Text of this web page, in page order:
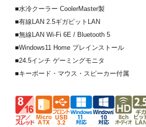
■水冷クーラー CoolerMaster製
■有線LAN 2.5ギガビットLAN
■無線LAN Wi-Fi 6E / Bluetooth 5
■Windows11 Home プレインストール
■24.5インチ ゲーミングモニタ
■キーボード・マウス・スピーカー付属